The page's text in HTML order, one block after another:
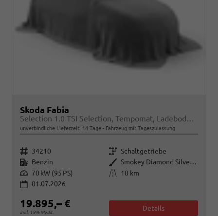
Skoda Fabia
Selection 1.0 TSI Selection, Tempomat, Ladeboden, Park, Winterpaket, SmartLink, 4-J Garantie
unverbindliche Lieferzeit: 14 Tage Fahrzeug mit Tageszulassung
Fahrzeugnr. 34210 Getriebe Schaltgetriebe
Kraftstoff Benzin Außenfarbe
Smokey Diamond Silver Metallic
Leistung 70 kW (95 PS) Kilometerstand
10 km
01.07.2026
19.895,– €
incl. 19% MwSt.
Details